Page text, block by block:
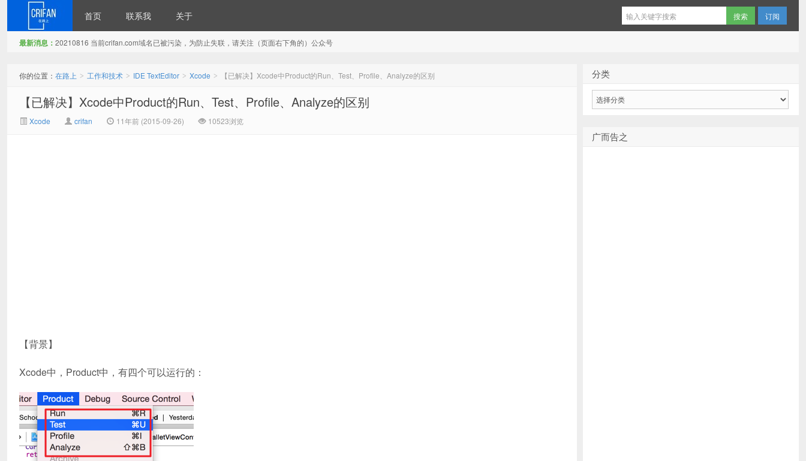
首页 联系我 关于 订阅
最新消息： 20210816 当前crifan.com域名已被污染，为防止失联，请关注（页面右下角的）公众号
你的位置： 在路上 > 工作和技术 > IDE TextEditor > Xcode > 【已解决】Xcode中Product的Run、Test、Profile、Analyze的区别
【已解决】Xcode中Product的Run、Test、Profile、Analyze的区别
Xcode crifan 11年前 (2015-09-26) 10523浏览
【背景】
Xcode中，Product中，有四个可以运行的：
分类
广而告之